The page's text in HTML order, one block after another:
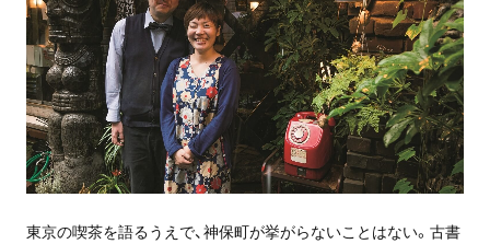
東京の喫茶を語るうえで、神保町が挙がらないことはない。古書